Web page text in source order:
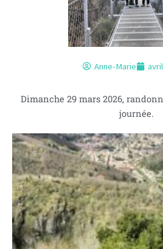
Anne-Marie
Dimanche 29 mars 2026,
journée.